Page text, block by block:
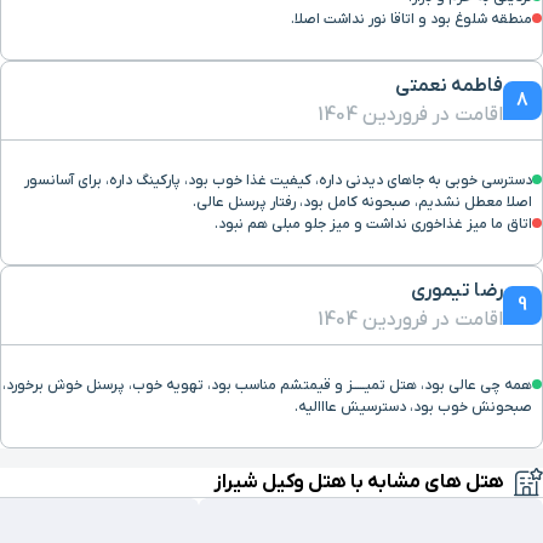
آرامگاه خواجوی کرمانی ۹ دقیقه با خودرو (۵ کیلومتر و ۶۳۸ متر)
دروازه قرآن ۱۰ دقیقه با خودرو (۵ کیلومتر و ۶۸۴ متر)
بلوار مدرس ۸ دقیقه با خودرو (۵ کیلومتر و ۹۲۳ متر)
مجتمع تجاری تفریحی هامون ۸ دقیقه با خودرو (۶ کیلومتر و ۷۸ متر)
دانشگاه صنعتی شیراز ۸ دقیقه با خودرو (۶ کیلومتر و ۱۰۹ متر)
آرامگاه سعدی ۸ دقیقه با خودرو (۶ کیلومتر و ۲۶۲ متر)
مجتمع تجاری ستاره فارس ۹ دقیقه با خودرو (۶ کیلومتر و ۴۷۴ متر)
منطقه شلوغ بود و اتاقا نور نداشت اصلا.
8
فاطمه نعمتی
اقامت در فروردین 1404
دسترسی خوبی به جاهای دیدنی داره، کیفیت غذا خوب بود، پارکینگ داره، برای آسانسور
اصلا معطل نشدیم، صبحونه کامل بود، رفتار پرسنل عالی.
اتاق ما میز غذاخوری نداشت و میز جلو مبلی هم نبود.
9
رضا تیموری
اقامت در فروردین 1404
همه چی عالی بود، هتل تميـــــز و قیمتشم مناسب بود، تهویه خوب، پرسنل خوش برخورد،
صبحونش خوب بود، دسترسیش عااالیه.
هتل های مشابه با هتل وکیل شیراز